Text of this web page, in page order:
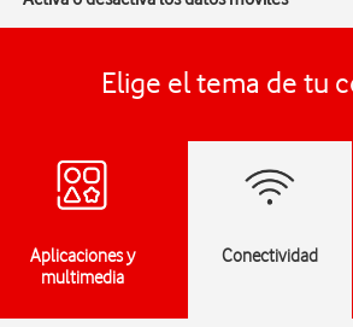
Elige el tema de tu
Aplicaciones y
multimedia
Conectividad